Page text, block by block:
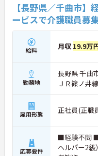
【長野県／千曲市
ービスで介護職員募
給料 月収 19.9万
勤務地
長野県 千曲
ＪＲ篠ノ井
雇用形態 正社員(正職
応募要件
■経験不問
ヘルパー2